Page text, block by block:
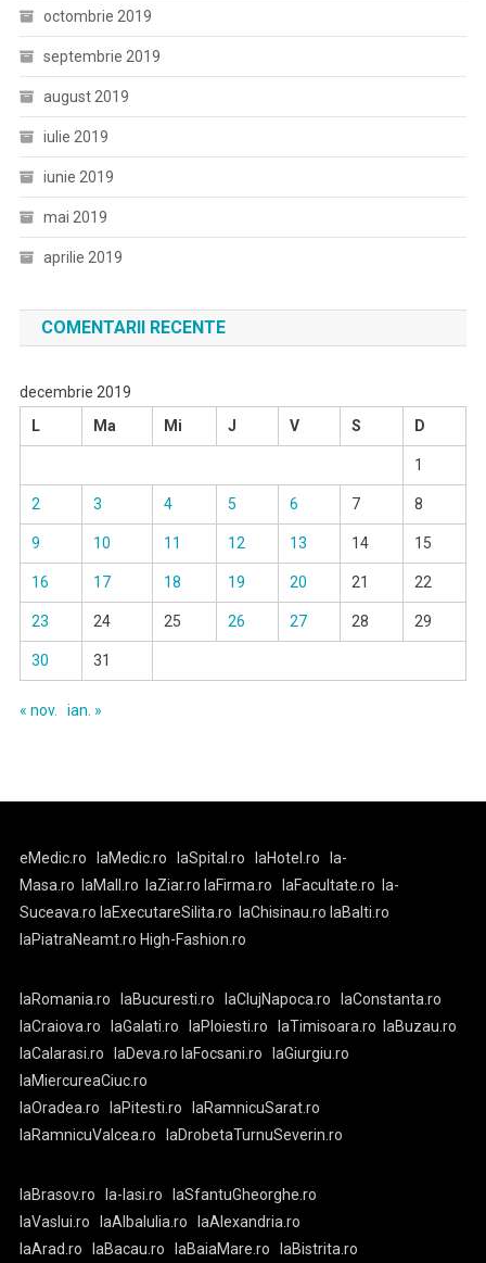
octombrie 2019
septembrie 2019
august 2019
iulie 2019
iunie 2019
mai 2019
aprilie 2019
COMENTARII RECENTE
decembrie 2019
L
Ma Mi J V S D
1
2 3 4 5 6 7 8
9 10 11 12 13 14 15
16 17 18 19 20 21 22
23 24 25 26 27 28 29
30 31
« nov. ian. »
eMedic.ro laMedic.ro laSpital.ro laHotel.ro
la-
Masa.ro
laMall.ro laZiar.ro laFirma.ro laFacultate.ro
la-
Suceava.ro laExecutareSilita.ro laChisinau.ro laBalti.ro
laPiatraNeamt.ro High-Fashion.ro
laRomania.ro laBucuresti.ro laClujNapoca.ro
laConstanta.ro
laCraiova.ro
laGalati.ro laPloiesti.ro laTimisoara.ro
laBuzau.ro
laCalarasi.ro
laDeva.ro laFocsani.ro
laGiurgiu.ro
laMiercureaCiuc.ro
laOradea.ro
laPitesti.ro
laRamnicuSarat.ro
laRamnicuValcea.ro
laDrobetaTurnuSeverin.ro
laBrasov.ro la-Iasi.ro
laSfantuGheorghe.ro
laVaslui.ro
laAlbaIulia.ro
laAlexandria.ro
laArad.ro
laBacau.ro laBaiaMare.ro laBistrita.ro